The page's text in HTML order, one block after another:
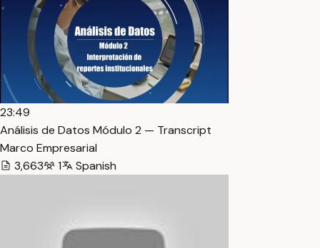
23:49
Análisis de Datos Módulo 2 — Transcript
Marco Empresarial
3,663
1 Spanish